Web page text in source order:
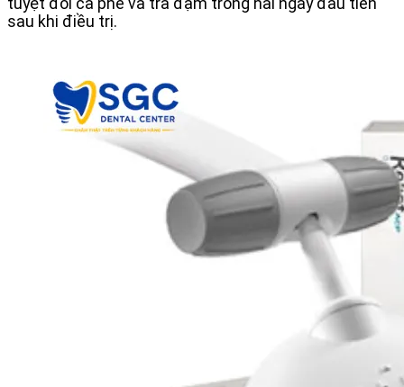
tuyệt đối cà phê và trà đậm trong hai ngày đầu tiên
sau khi điều trị.